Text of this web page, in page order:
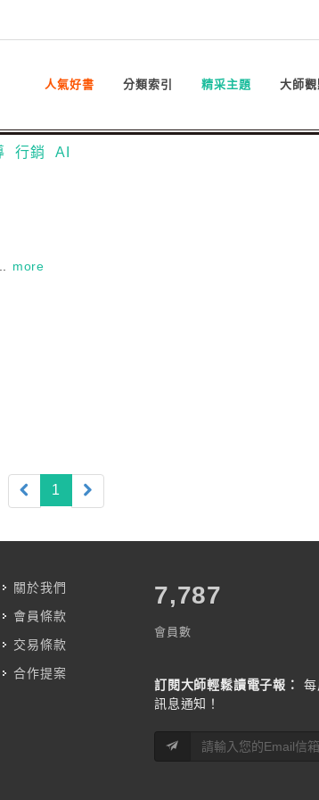
人氣好書 分類索引 精采主題 大師觀
行銷 AI
more
1 (current)
關於我們
會員條款
交易條款
合作提案
7,787
會員數
訂閱大師輕鬆讀電子報：
訊息通知！